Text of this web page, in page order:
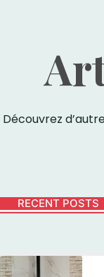
Découvrez
RECENT POSTS